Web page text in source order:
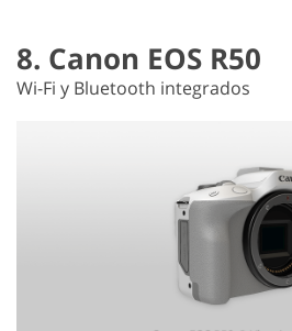
8. Canon EOS R50
Wi-Fi y Bluetooth integrados